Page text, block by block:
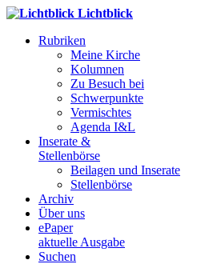
Lichtblick
Rubriken
Meine Kirche
Kolumnen
Zu Besuch bei
Schwerpunkte
Vermischtes
Agenda I&L
Inserate &
Stellenbörse
Beilagen und Inserate
Stellenbörse
Archiv
Über uns
ePaper
aktuelle Ausgabe
Suchen